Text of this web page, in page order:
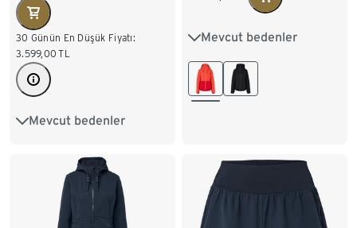
30 Günün En Düşük Fiyatı:
3.599,00 TL
Mevcut bedenler
36 38 40 42
48
Mevcut bedenler
34 36 38 40
42 44